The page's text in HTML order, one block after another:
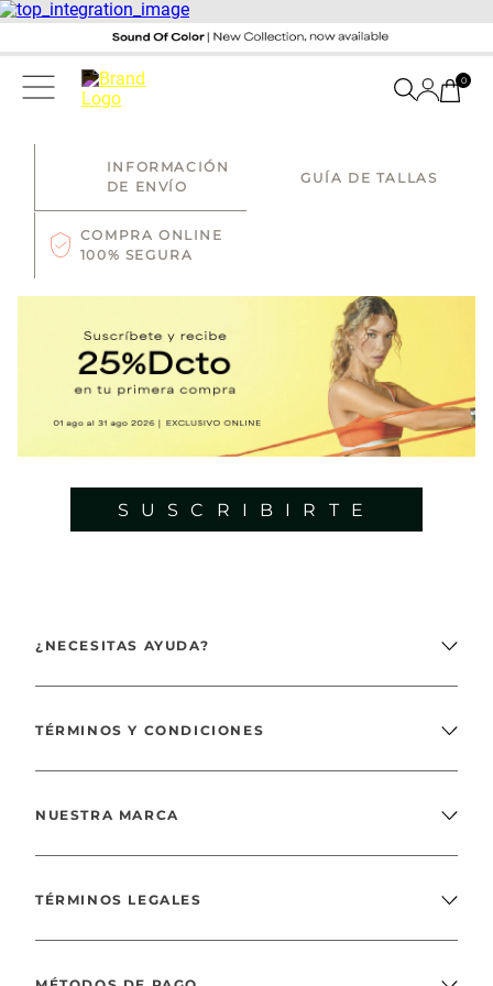
0
INFORMACIÓN
DE ENVÍO
GUÍA DE TALLAS
COMPRA ONLINE
100% SEGURA
SUSCRIBIRTE
¿NECESITAS AYUDA?
TÉRMINOS Y CONDICIONES
NUESTRA MARCA
TÉRMINOS LEGALES